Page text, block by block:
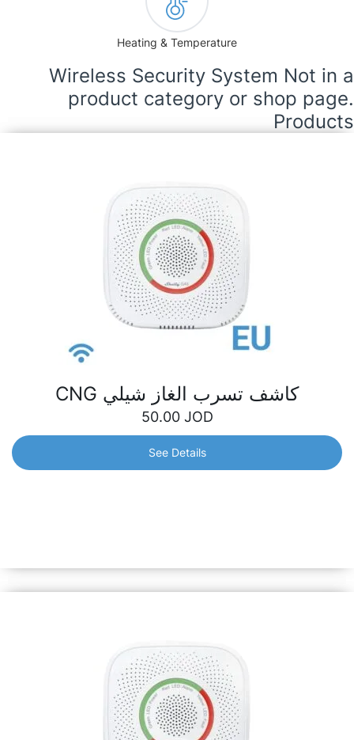
Heating & Temperature
Wireless Security System Not in a
product category or shop page.
Products
كاشف تسرب الغاز شيلي CNG
كاشف تسرب الغاز شيلي CNG
50.00 JOD
See Details